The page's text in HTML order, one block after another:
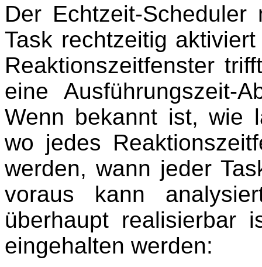
Der Echtzeit-
Task rechtzeitig
Reaktionszeitfenster
eine Ausführungszeit-
Wenn bekannt ist, wie
wo jedes
werden, wann jeder
voraus kann
überhaupt realisierbar
eingehalten werden: